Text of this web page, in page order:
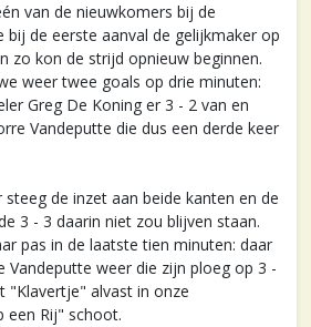
van de nieuwkomers bij de
bij de eerste aanval de gelijkmaker op
zo kon de strijd opnieuw beginnen.
weer twee goals op drie minuten:
Greg De Koning er 3 - 2 van en
Vandeputte die dus een derde keer
de inzet aan beide kanten en de
3 - 3 daarin niet zou blijven staan.
pas in de laatste tien minuten: daar
Vandeputte weer die zijn ploeg op 3 -
"Klavertje" alvast in onze
een Rij" schoot.